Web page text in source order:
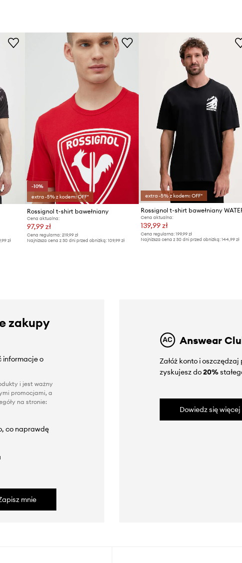
zł
-10%
extra -5% z kodem: OFF*
Rossignol t-shirt bawełniany
Cena aktualna:
97,99 zł
Cena regularna: 219,99 zł
Najniższa cena z 30 dni przed obniżką: 109,99 zł
extra -5% z kodem: OFF*
Cena aktualna:
139,99 zł
Cena regularna: 199,99 zł
Najniższa cena z 30 dni przed obniżką: 144,99 zł
zakupy
informacje o
i jest ważny
promocjami, a
na stronie:
co naprawdę
mnie
Answear
Załóż konto i
zyskujesz do20%
Dowiedz się więcej